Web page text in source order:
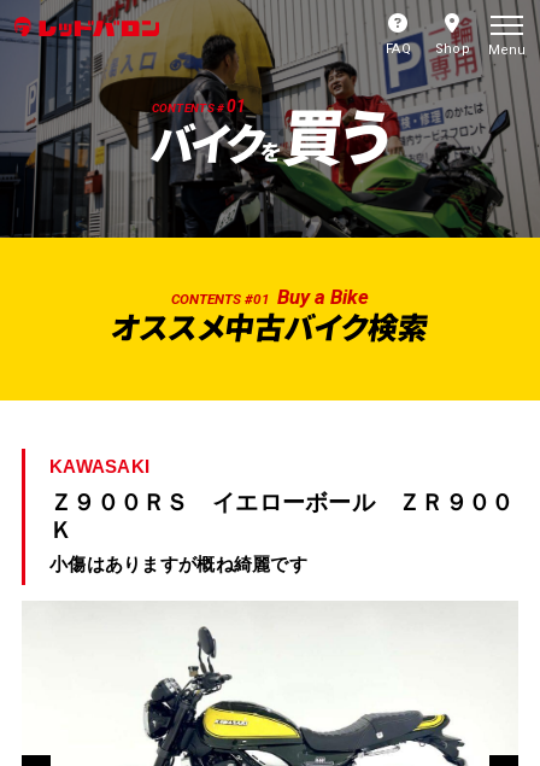
FAQ Shop Menu
CONTENTS #01
バイクを買う
CONTENTS #01 Buy a Bike
オススメ中古バイク検索
KAWASAKI
Ｚ９００ＲＳ イエローボール ＺＲ９００
Ｋ
小傷はありますが概ね綺麗です